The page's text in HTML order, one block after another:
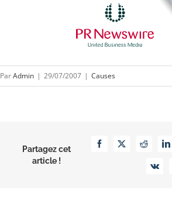
ParAdmin | 29/07/2007 | Causes
Partagez cet
article !
Facebook
X Reddit
Vk